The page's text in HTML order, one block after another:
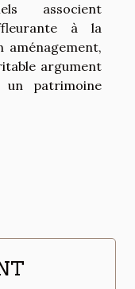
associent
à la
aménagement,
argument
un patrimoine